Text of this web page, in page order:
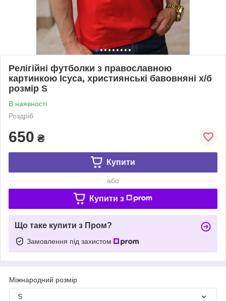
Релігійні футболки з православною
картинкою Ісуса, християнські бавовняні х/б
розмір S
В наявності
Роздріб
650 ₴
Купити
або
Купити з
Що таке купити з Пром?
Замовлення під захистом
Міжнародний розмір
S